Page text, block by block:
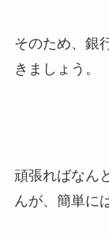
そのため、銀
きましょう。
頑張ればなん
んが、簡単に